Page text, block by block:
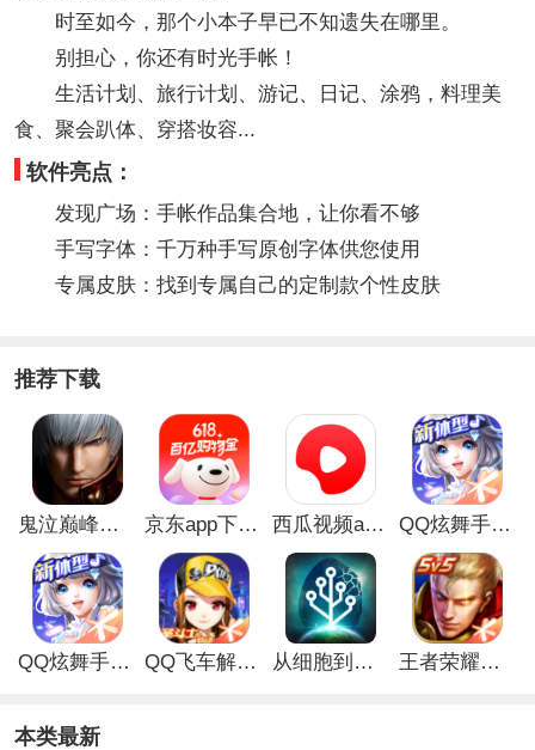
时至如今，那个小本子早已不知遗失在哪里。
别担心，你还有时光手帐！
生活计划、旅行计划、游记、日记、涂鸦，料理美
食、聚会趴体、穿搭妆容...
软件亮点：
发现广场：手帐作品集合地，让你看不够
手写字体：千万种手写原创字体供您使用
专属皮肤：找到专属自己的定制款个性皮肤
推荐下载
鬼泣巅峰之战最新破解版 京东app下载安装 西瓜视频app安卓版 QQ炫舞手游破解版
QQ炫舞手游解锁版 QQ飞车解锁版无限钻石最新版 从细胞到奇点手游 王者荣耀无限点券解锁版
本类最新